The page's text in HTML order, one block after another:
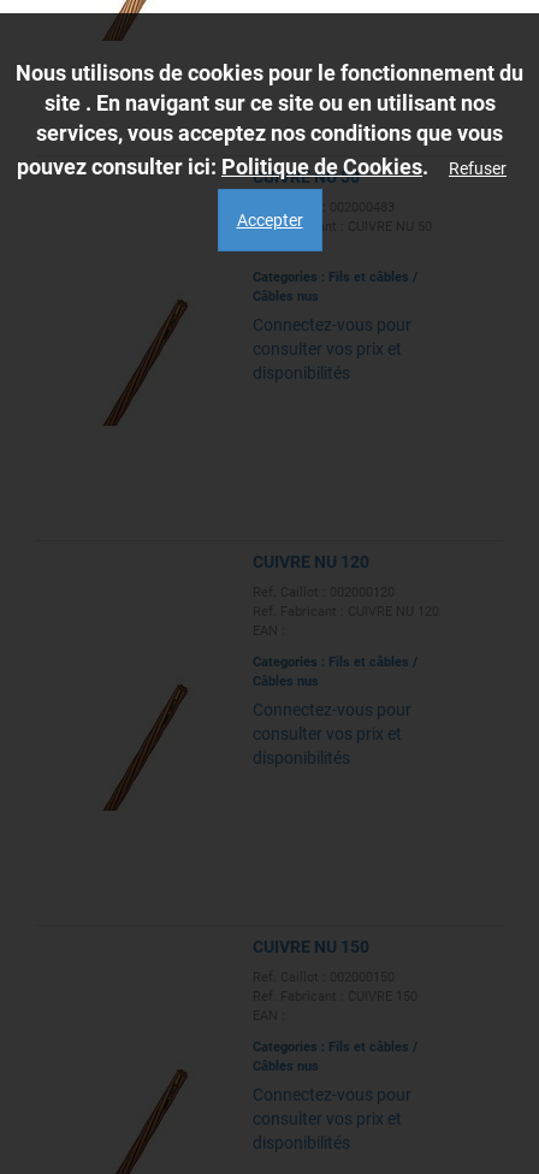
CUIVRE NU 50
Ref. Fabricant : CUIVRE NU 50
Categories : Fils et câbles /
Câbles nus
Connectez-vous pour
consulter vos prix et
disponibilités
CUIVRE NU 120
Categories : Fils et câbles /
Câbles nus
Connectez-vous pour
consulter vos prix et
disponibilités
CUIVRE NU 150
Categories : Fils et câbles /
Câbles nus
Connectez-vous pour
consulter vos prix et
disponibilités
Nous utilisons de cookies pour le fonctionnement du
site . En navigant sur ce site ou en utilisant nos
services, vous acceptez nos conditions que vous
pouvez consulter ici: Politique de Cookies. Refuser
Accepter